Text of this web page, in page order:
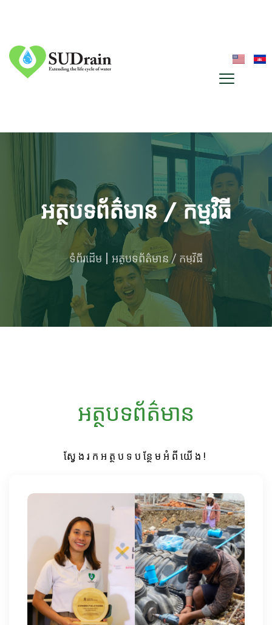
អត្ថបទព័ត៌មាន / កម្មវិធី
ទំព័រដើម អត្ថបទព័ត៌មាន / កម្មវិធី
អត្ថបទព័ត៌មាន
ស្វែងរកអត្ថបទបន្ថែមអំពីយើង!​